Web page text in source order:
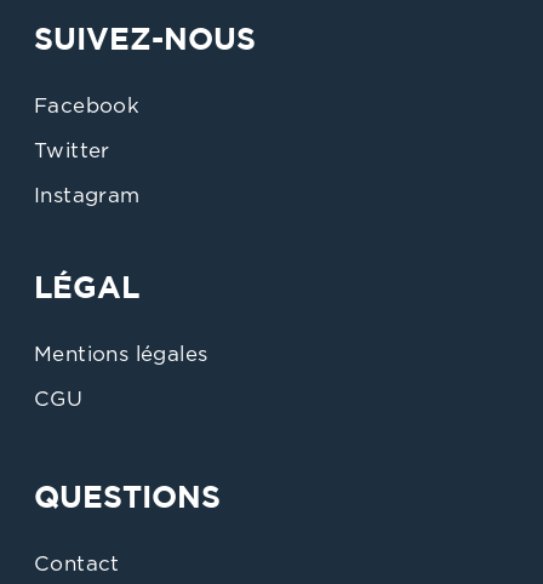
SUIVEZ-NOUS
Facebook
Twitter
Instagram
LÉGAL
Mentions légales
CGU
QUESTIONS
Contact